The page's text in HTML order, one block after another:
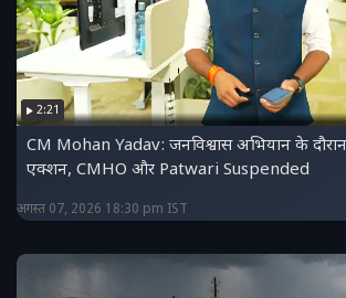
2:21
CM Mohan Yadav: जनविश्वास अभियान के
एक्शन, CMHO और Patwari Suspended
अगस्त 07, 2026 18:30 pm IST